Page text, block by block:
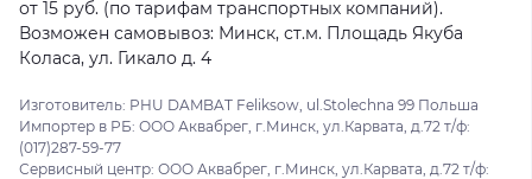
от 15 руб. (по тарифам транспортных компаний).
Возможен самовывоз: Минск, ст.м. Площадь Якуба
Коласа, ул. Гикало д. 4
Изготовитель: PHU DAMBAT Feliksow, ul.Stolechna 99 Польша
Импортер в РБ: ООО Аквабрег, г.Минск, ул.Карвата, д.72 т/ф:
(017)287-59-77
Сервисный центр: ООО Аквабрег, г.Минск, ул.Карвата, д.72 т/ф: